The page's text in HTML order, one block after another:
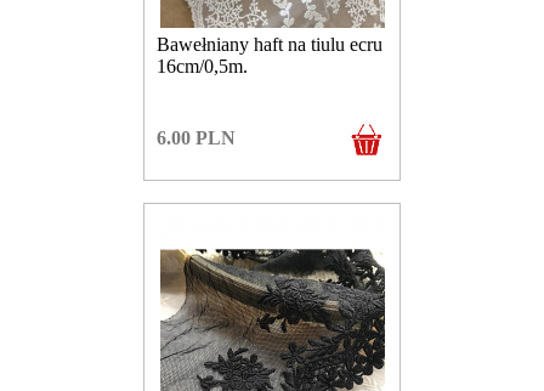
Bawełniany haft na tiulu ecru
16cm/0,5m.
6.00 PLN